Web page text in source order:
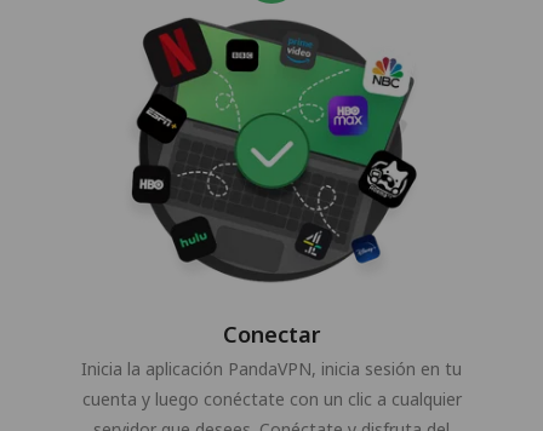
Conectar
Inicia la aplicación PandaVPN, inicia sesión en tu
cuenta y luego conéctate con un clic a cualquier